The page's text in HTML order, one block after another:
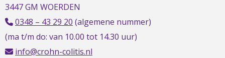
3447 GM WOERDEN
0348 – 43 29 20 (algemene nummer)
(ma t/m do: van 10.00 tot 14.30 uur)
info@crohn-colitis.nl